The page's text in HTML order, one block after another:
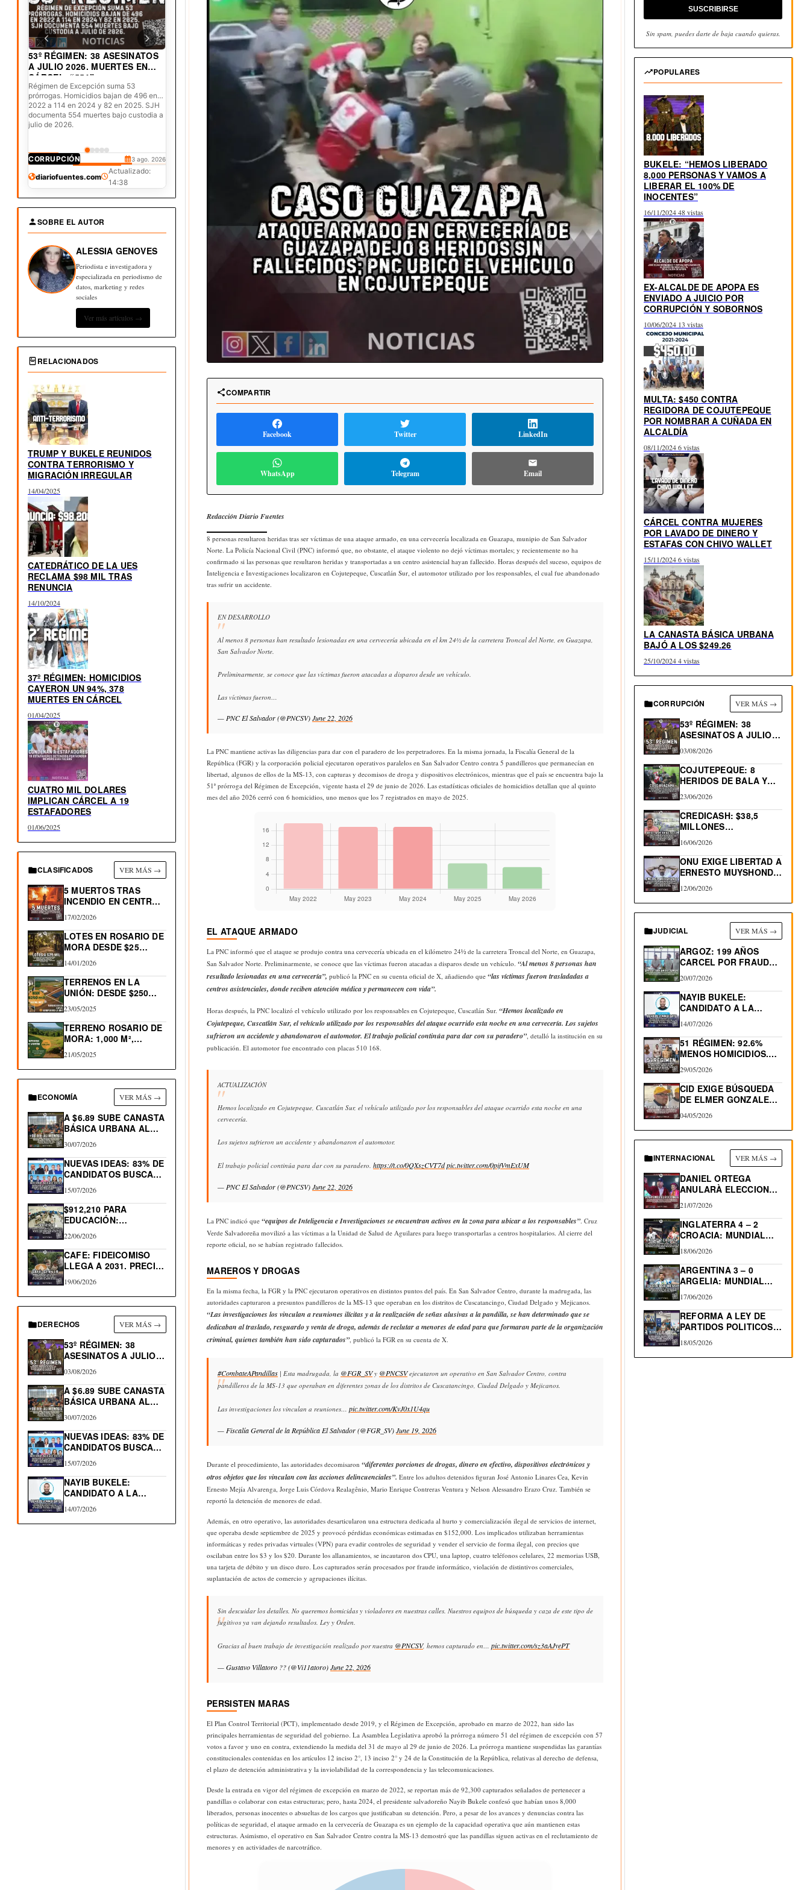
53º RÉGIMEN: 38 ASESINATOS
A JULIO 2026. MUERTES EN
CÁRCEL: “554”
Régimen de Excepción suma 53
prórrogas. Homicidios bajan de 496 en
2022 a 114 en 2024 y 82 en 2025. SJH
documenta 554 muertes bajo custodia a
julio de 2026.
CORRUPCIÓN 3 ago. 2026
DERECHOS 30 jul. 2026
CULTURA 25 jul. 2026
JUDICIAL 20 jul. 2026
DEPORTES 19 jul. 2026
diariofuentes.com
Actualizado:
14:38
SOBRE EL AUTOR
ALESSIA GENOVES
Periodista e investigadora y
especializada en periodismo de
datos, marketing y redes
sociales
Ver más artículos →
RELACIONADOS
TRUMP Y BUKELE REUNIDOS
CONTRA TERRORISMO Y
MIGRACIÓN IRREGULAR
14/04/2025
CATEDRÁTICO DE LA UES
RECLAMA $98 MIL TRAS
RENUNCIA
14/10/2024
37º RÉGIMEN: HOMICIDIOS
CAYERON UN 94%, 378
MUERTES EN CÁRCEL
01/04/2025
CUATRO MIL DOLARES
IMPLICAN CÁRCEL A 19
ESTAFADORES
01/06/2025
CLASIFICADOS VER MÁS →
5 MUERTOS TRAS
INCENDIO EN CENTRO
HISTÓRICO…
17/02/2026
LOTES EN ROSARIO DE
MORA DESDE $25…
14/01/2026
TERRENOS EN LA
UNIÓN: DESDE $250
MIL…
23/05/2025
TERRENO ROSARIO DE
MORA: 1,000 M²,
NACIMIENTO…
21/05/2025
ECONOMÍA VER MÁS →
A $6.89 SUBE CANASTA
BÁSICA URBANA AL…
30/07/2026
NUEVAS IDEAS: 83% DE
CANDIDATOS BUSCAN
RE-ELECCIÓN…
15/07/2026
$912,210 PARA
EDUCACIÓN:
PROGRAMA
TRAYECTORIAS
EDUCATIVAS
COMPLEJAS
22/06/2026
CAFE: FIDEICOMISO
LLEGA A 2031. PRECIO
LIBRA…
19/06/2026
DERECHOS VER MÁS →
53º RÉGIMEN: 38
ASESINATOS A JULIO
2026.…
03/08/2026
A $6.89 SUBE CANASTA
BÁSICA URBANA AL…
30/07/2026
NUEVAS IDEAS: 83% DE
CANDIDATOS BUSCAN
RE-ELECCIÓN…
15/07/2026
NAYIB BUKELE:
CANDIDATO A LA
REELECCIÓN 2027
14/07/2026
COMPARTIR
Facebook Twitter LinkedIn
WhatsApp Telegram Email
Redacción Diario Fuentes
8 personas resultaron heridas tras ser víctimas de una ataque armado, en una cervecería localizada en Guazapa, munipio de San Salvador
Norte. La Policía Nacional Civil (PNC) informó que, no obstante, el ataque violento no dejó víctimas mortales; y recientemente no ha
confirmado si las personas que resultaron heridas y transportadas a un centro asistencial hayan fallecido. Horas después del suceso, equipos de
Inteligencia e Investigaciones localizaron en Cojutepeque, Cuscatlán Sur, el automotor utilizado por los responsables, el cual fue abandonado
tras sufrir un accidente.
EN DESARROLLO
Al menos 8 personas han resultado lesionadas en una cervecería ubicada en el km 24½ de la carretera Troncal del Norte, en Guazapa,
San Salvador Norte.
Preliminarmente, se conoce que las víctimas fueron atacadas a disparos desde un vehículo.
Las víctimas fueron…
— PNC El Salvador (@PNCSV)June 22, 2026
La PNC mantiene activas las diligencias para dar con el paradero de los perpetradores. En la misma jornada, la Fiscalía General de la
República (FGR) y la corporación policial ejecutaron operativos paralelos en San Salvador Centro contra 5 pandilleros que permanecían en
libertad, algunos de ellos de la MS-13, con capturas y decomisos de droga y dispositivos electrónicos, mientras que el país se encuentra bajo la
51ª prórroga del Régimen de Excepción, vigente hasta el 29 de junio de 2026. Las estadísticas oficiales de homicidios detallan que al quinto
mes del año 2026 cerró con 6 homicidios, uno menos que los 7 registrados en mayo de 2025.
EL ATAQUE ARMADO
La PNC informó que el ataque se produjo contra una cervecería ubicada en el kilómetro 24½ de la carretera Troncal del Norte, en Guazapa,
San Salvador Norte. Preliminarmente, se conoce que las víctimas fueron atacadas a disparos desde un vehículo. “Al menos 8 personas han
resultado lesionadas en una cervecería”, publicó la PNC en su cuenta oficial de X, añadiendo que “las víctimas fueron trasladadas a
centros asistenciales, donde reciben atención médica y permanecen con vida”.
Horas después, la PNC localizó el vehículo utilizado por los responsables en Cojutepeque, Cuscatlán Sur. “Hemos localizado en
Cojutepeque, Cuscatlán Sur, el vehículo utilizado por los responsables del ataque ocurrido esta noche en una cervecería. Los sujetos
sufrieron un accidente y abandonaron el automotor. El trabajo policial continúa para dar con su paradero”, detalló la institución en su
publicación. El automotor fue encontrado con placas 510 168.
ACTUALIZACIÓN
Hemos localizado en Cojutepeque, Cuscatlán Sur, el vehículo utilizado por los responsables del ataque ocurrido esta noche en una
cervecería.
Los sujetos sufrieron un accidente y abandonaron el automotor.
El trabajo policial continúa para dar con su paradero. https://t.co/0QXszCVT7dpic.twitter.com/0pifVmExUM
— PNC El Salvador (@PNCSV)June 22, 2026
La PNC indicó que “equipos de Inteligencia e Investigaciones se encuentran activos en la zona para ubicar a los responsables”. Cruz
Verde Salvadoreña movilizó a las víctimas a la Unidad de Salud de Aguilares para luego transportarlas a centros hospitalarios. Al cierre del
reporte oficial, no se habían registrado fallecidos.
MAREROS Y DROGAS
En la misma fecha, la FGR y la PNC ejecutaron operativos en distintos puntos del país. En San Salvador Centro, durante la madrugada, las
autoridades capturaron a presuntos pandilleros de la MS-13 que operaban en los distritos de Cuscatancingo, Ciudad Delgado y Mejicanos.
“Las investigaciones los vinculan a reuniones ilícitas y a la realización de señas alusivas a la pandilla, se han determinado que se
dedicaban al traslado, resguardo y venta de droga, además de reclutar a menores de edad para que formaran parte de la organización
criminal, quienes también han sido capturados”, publicó la FGR en su cuenta de X.
#CombateAPandillas | Esta madrugada, la @FGR_SVy @PNCSVejecutaron un operativo en San Salvador Centro, contra
pandilleros de la MS-13 que operaban en diferentes zonas de los distritos de Cuscatancingo, Ciudad Delgado y Mejicanos.
Las investigaciones los vinculan a reuniones… pic.twitter.com/KvJ0x1U4qu
— Fiscalía General de la República El Salvador (@FGR_SV)June 19, 2026
Durante el procedimiento, las autoridades decomisaron “diferentes porciones de drogas, dinero en efectivo, dispositivos electrónicos y
otros objetos que los vinculan con las acciones delincuenciales”. Entre los adultos detenidos figuran José Antonio Linares Cea, Kevin
Ernesto Mejía Alvarenga, Jorge Luis Córdova Realagênio, Mario Enrique Contreras Ventura y Nelson Alessandro Erazo Cruz. También se
reportó la detención de menores de edad.
Además, en otro operativo, las autoridades desarticularon una estructura dedicada al hurto y comercialización ilegal de servicios de internet,
que operaba desde septiembre de 2025 y provocó pérdidas económicas estimadas en $152,000. Los implicados utilizaban herramientas
informáticas y redes privadas virtuales (VPN) para evadir controles de seguridad y vender el servicio de forma ilegal, con precios que
oscilaban entre los $3 y los $20. Durante los allanamientos, se incautaron dos CPU, una laptop, cuatro teléfonos celulares, 22 memorias USB,
una tarjeta de débito y un disco duro. Los capturados serán procesados por fraude informático, violación de distintivos comerciales,
suplantación de actos de comercio y agrupaciones ilícitas.
Sin descuidar los detalles. No queremos homicidas y violadores en nuestras calles. Nuestros equipos de búsqueda y caza de este tipo de
fugitivos ya van dejando resultados. Ley y Orden.
Gracias al buen trabajo de investigación realizado por nuestra @PNCSV, hemos capturado en… pic.twitter.com/sz3aAJyePT
— Gustavo Villatoro ?? (@Vi11atoro)June 22, 2026
PERSISTEN MARAS
El Plan Control Territorial (PCT), implementado desde 2019, y el Régimen de Excepción, aprobado en marzo de 2022, han sido las
principales herramientas de seguridad del gobierno. La Asamblea Legislativa aprobó la prórroga número 51 del régimen de excepción con 57
votos a favor y uno en contra, extendiendo la medida del 31 de mayo al 29 de junio de 2026. La prórroga mantiene suspendidas las garantías
constitucionales contenidas en los artículos 12 inciso 2°, 13 inciso 2° y 24 de la Constitución de la República, relativas al derecho de defensa,
el plazo de detención administrativa y la inviolabilidad de la correspondencia y las telecomunicaciones.
Desde la entrada en vigor del régimen de excepción en marzo de 2022, se reportan más de 92,300 capturados señalados de pertenecer a
pandillas o colaborar con estas estructuras; pero, hasta 2024, el presidente salvadoreño Nayib Bukele confesó que habían unos 8,000
liberados, personas inocentes o absueltas de los cargos que justificaban su detención. Pero, a pesar de los avances y denuncias contra las
políticas de seguridad, el ataque armado en la cervecería de Guazapa es un ejemplo de la capacidad operativa que aún mantienen estas
estructuras. Asimismo, el operativo en San Salvador Centro contra la MS-13 demostró que las pandillas siguen activas en el reclutamiento de
menores y en actividades de narcotráfico.
SUSCRIBIRSE
Sin spam, puedes darte de baja cuando quieras.
POPULARES
BUKELE: “HEMOS LIBERADO
8,000 PERSONAS Y VAMOS A
LIBERAR EL 100% DE
INOCENTES”
16/11/202448 vistas
EX-ALCALDE DE APOPA ES
ENVIADO A JUICIO POR
CORRUPCIÓN Y SOBORNOS
10/06/2024 13 vistas
MULTA: $450 CONTRA
REGIDORA DE COJUTEPEQUE
POR NOMBRAR A CUÑADA EN
ALCALDÍA
08/11/20246 vistas
CÁRCEL CONTRA MUJERES
POR LAVADO DE DINERO Y
ESTAFAS CON CHIVO WALLET
15/11/20246 vistas
LA CANASTA BÁSICA URBANA
BAJÓ A LOS $249.26
25/10/20244 vistas
CORRUPCIÓN VER MÁS →
53º RÉGIMEN: 38
ASESINATOS A JULIO
2026.…
03/08/2026
COJUTEPEQUE: 8
HERIDOS DE BALA Y
0…
23/06/2026
CREDICASH: $38,5
MILLONES
INCAUTADOS. INICIAN
DEVOLUCIÓN
16/06/2026
ONU EXIGE LIBERTAD A
ERNESTO MUYSHONDT,
CONDENADO…
12/06/2026
JUDICIAL VER MÁS →
ARGOZ: 199 AÑOS
CARCEL POR FRAUDES
INMOBILIARIOS
20/07/2026
NAYIB BUKELE:
CANDIDATO A LA
REELECCIÓN 2027
14/07/2026
51 RÉGIMEN: 92.6%
MENOS HOMICIDIOS.
530 “MUERTES…
29/05/2026
CID EXIGE BÚSQUEDA
DE ELMER GONZALEZ,
DEPORTADO…
04/05/2026
INTERNACIONAL VER MÁS →
DANIEL ORTEGA
ANULARÀ ELECCIONES
EN NICARAGUA
21/07/2026
INGLATERRA 4 – 2
CROACIA: MUNDIAL
2026
18/06/2026
ARGENTINA 3 – 0
ARGELIA: MUNDIAL
2026…
17/06/2026
REFORMA A LEY DE
PARTIDOS POLITICOS:
RE-ELECCIÓN…
18/05/2026